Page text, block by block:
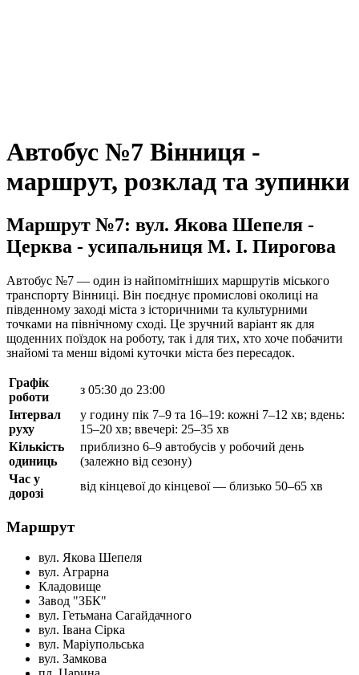
Автобус №7 Вінниця -
маршрут, розклад та зупинки
Маршрут №7: вул. Якова Шепеля -
Церква - усипальниця М. І. Пирогова
Автобус №7 — один із найпомітніших маршрутів міського
транспорту Вінниці. Він поєднує промислові околиці на
південному заході міста з історичними та культурними
точками на північному сході. Це зручний варіант як для
щоденних поїздок на роботу, так і для тих, хто хоче побачити
знайомі та менш відомі куточки міста без пересадок.
Графік
роботи
з 05:30 до 23:00
Інтервал
руху
у годину пік 7–9 та 16–19: кожні 7–12 хв; вдень:
15–20 хв; ввечері: 25–35 хв
Кількість
одиниць
приблизно 6–9 автобусів у робочий день
(залежно від сезону)
Час у
дорозі
від кінцевої до кінцевої — близько 50–65 хв
Маршрут
вул. Якова Шепеля
вул. Аграрна
Кладовище
Завод "ЗБК"
вул. Гетьмана Сагайдачного
вул. Івана Сірка
вул. Маріупольська
вул. Замкова